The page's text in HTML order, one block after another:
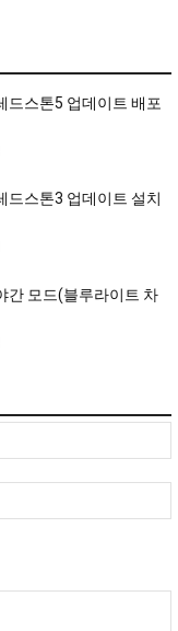
드스톤5 업데이트 배포
드스톤3 업데이트 설치
간 모드(블루라이트 차
메
일
사